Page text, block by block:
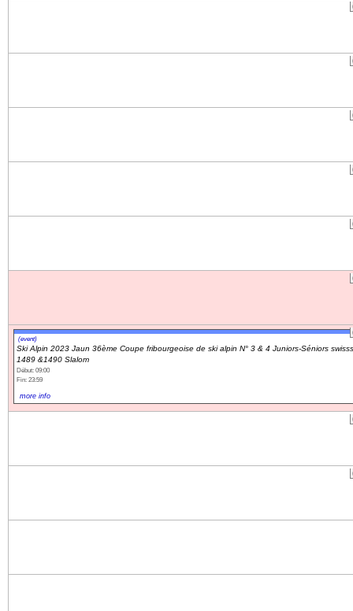
(event)
Ski Alpin 2023 Jaun 36ème Coupe fribourgeoise de ski alpin N° 3 & 4 Juniors-Séniors
1489 &1490 Slalom
Début: 09:00
Fin: 23:59
more info